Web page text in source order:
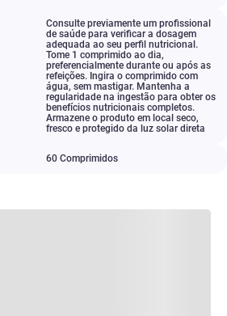
Consulte previamente um profissional
de saúde para verificar a dosagem
adequada ao seu perfil nutricional.
Tome 1 comprimido ao dia,
preferencialmente durante ou após as
refeições. Ingira o comprimido com
água, sem mastigar. Mantenha a
regularidade na ingestão para obter os
benefícios nutricionais completos.
Armazene o produto em local seco,
fresco e protegido da luz solar direta
60 Comprimidos